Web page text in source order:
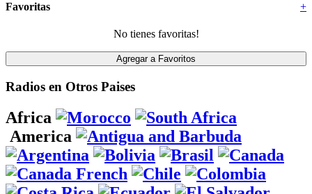
+
Favoritas
No tienes favoritas!
Radios en Otros Paises
Africa
America